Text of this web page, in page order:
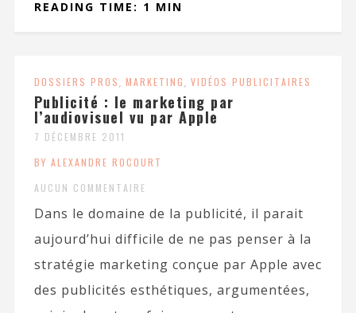
READING TIME: 1 MIN
DOSSIERS PROS, MARKETING, VIDÉOS PUBLICITAIRES
Publicité : le marketing par
l’audiovisuel vu par Apple
7 DÉCEMBRE 2011
BY ALEXANDRE ROCOURT
AUCUN COMMENTAIRE
Dans le domaine de la publicité, il parait
aujourd’hui difficile de ne pas penser à la
stratégie marketing conçue par Apple avec
des publicités esthétiques, argumentées,